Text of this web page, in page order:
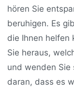
hören Sie
beruhigen. Es
die Ihnen helfen
Sie heraus,
und wenden Sie
daran, dass es